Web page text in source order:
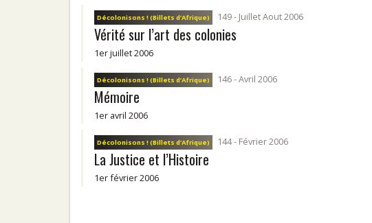
Décolonisons ! (Billets d’Afrique) 149 - Juillet Aout 2006
Vérité sur l’art des colonies
1er juillet 2006
Décolonisons ! (Billets d’Afrique) 146 - Avril 2006
Mémoire
1er avril 2006
Décolonisons ! (Billets d’Afrique) 144 - Février 2006
La Justice et l’Histoire
1er février 2006